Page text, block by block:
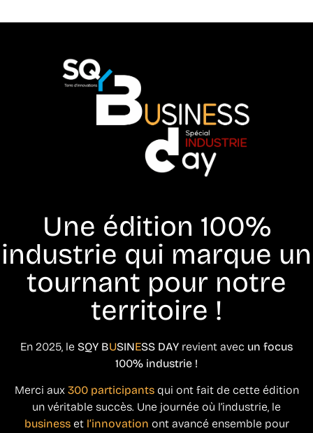
Une édition 100%
industrie qui marque un
tournant pour notre
territoire !
En 2025, le SQY BUSINESS DAY revient avec un focus
100% industrie !
Merci aux 300 participantsqui ont fait de cette édition
un véritable succès. Une journée où l’industrie, le
businesset l’innovation ont avancé ensemble pour